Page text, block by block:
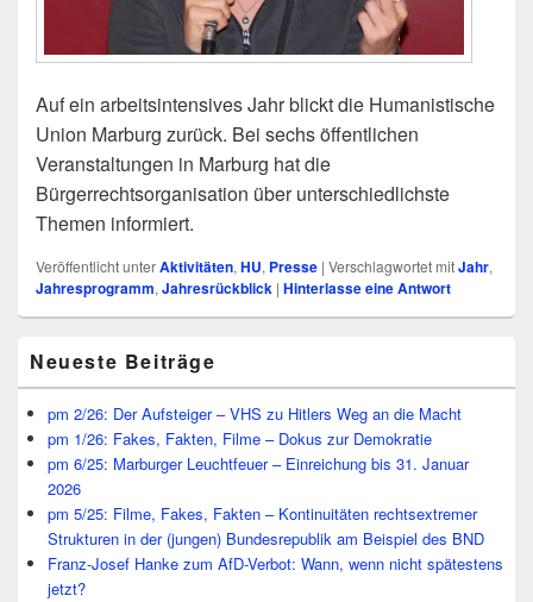
Auf ein arbeitsintensives Jahr blickt die Humanistische
Union Marburg zurück. Bei sechs öffentlichen
Veranstaltungen in Marburg hat die
Bürgerrechtsorganisation über unterschiedlichste
Themen informiert.
Veröffentlicht unterAktivitäten,HU, Presse | Verschlagwortet mitJahr,
Jahresprogramm,Jahresrückblick | Hinterlasse eine Antwort
Seitenleisten
Widget-
Bereich
Neueste Beiträge
pm 2/26: Der Aufsteiger – VHS zu Hitlers Weg an die Macht
pm 1/26: Fakes, Fakten, Filme – Dokus zur Demokratie
pm 6/25: Marburger Leuchtfeuer – Einreichung bis 31. Januar
2026
pm 5/25: Filme, Fakes, Fakten – Kontinuitäten rechtsextremer
Strukturen in der (jungen) Bundesrepublik am Beispiel des BND
Franz-Josef Hanke zum AfD-Verbot: Wann, wenn nicht spätestens
jetzt?